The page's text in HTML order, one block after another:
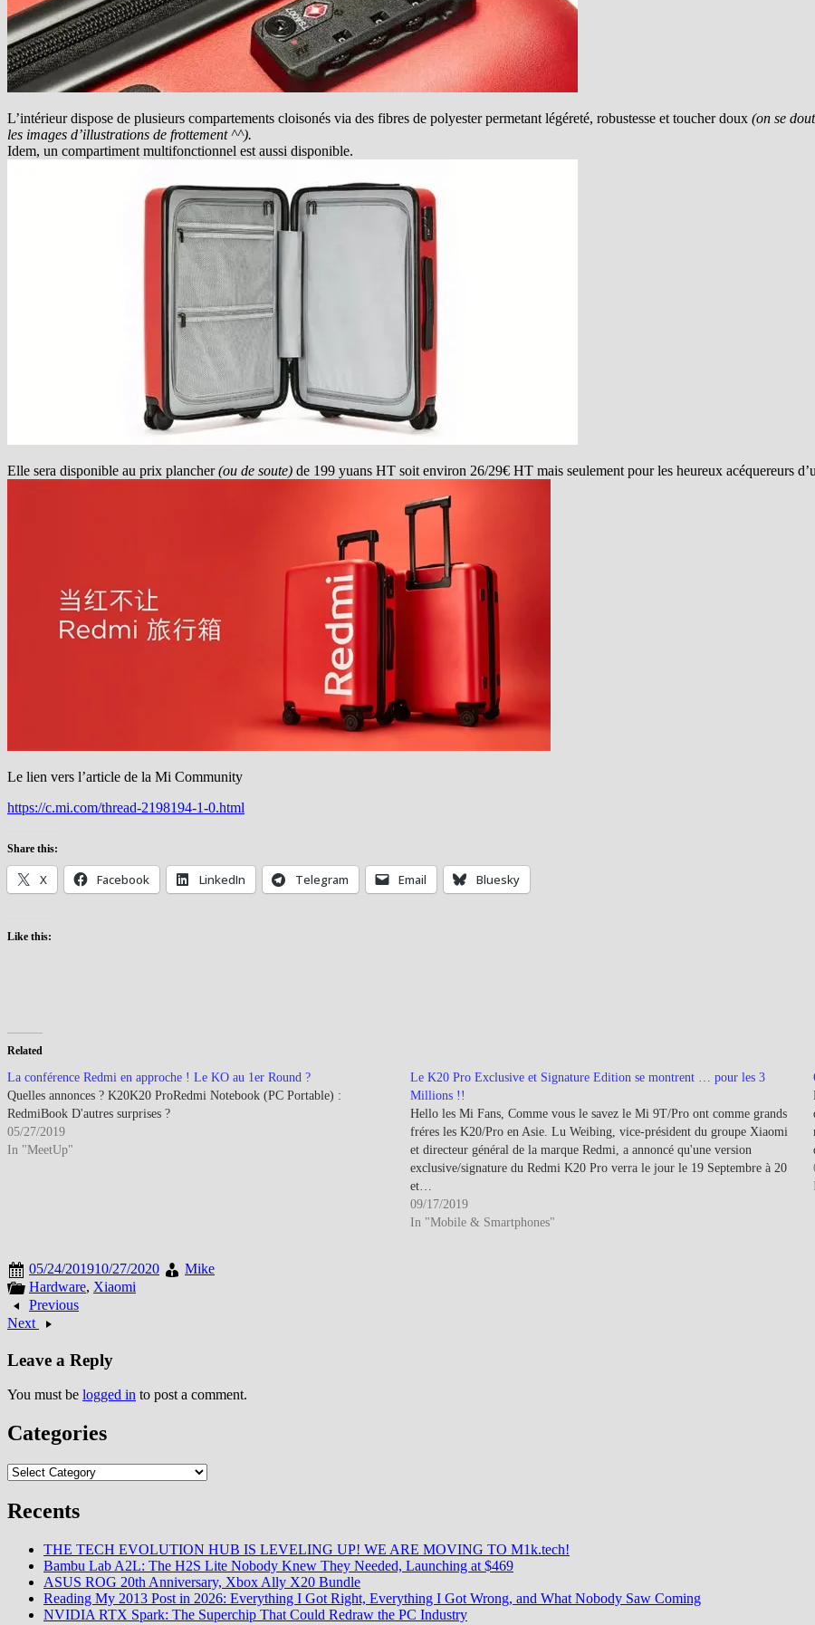
L’intérieur dispose de plusieurs compartements cloisonés via des fibres de polyester permetant légéreté, robustesse et toucher doux (on se
les images d’illustrations de frottement ^^).
Idem, un compartiment multifonctionnel est aussi disponible.
Elle sera disponible au prix plancher(ou de soute) de 199 yuans HT soit environ 26/29€ HT mais seulement pour les heureux acéquereurs
Le lien vers l’article de la Mi Community
https://c.mi.com/thread-2198194-1-0.html
Share this:
X Facebook LinkedIn Telegram Email Bluesky
Like this:
Related
La conférence Redmi en approche ! Le KO au 1er Round ?
Quelles annonces ? K20K20 ProRedmi Notebook (PC Portable) :
RedmiBook D'autres surprises ?
05/27/2019
In "MeetUp"
Le K20 Pro Exclusive et Signature Edition se montrent … pour les 3
Millions !!
Hello les Mi Fans, Comme vous le savez le Mi 9T/Pro ont comme grands
fréres les K20/Pro en Asie. Lu Weibing, vice-président du groupe Xiaomi
et directeur général de la marque Redmi, a annoncé qu'une version
exclusive/signature du Redmi K20 Pro verra le jour le 19 Septembre à 20
et…
09/17/2019
In "Mobile & Smartphones"
05/24/201910/27/2020
Mike
Hardware, Xiaomi
Previous
Next
Leave a Reply
You must be logged in to post a comment.
Categories
Categories
Recents
THE TECH EVOLUTION HUB IS LEVELING UP! WE ARE MOVING TO M1k.tech!
Bambu Lab A2L: The H2S Lite Nobody Knew They Needed, Launching at $469
ASUS ROG 20th Anniversary, Xbox Ally X20 Bundle
Reading My 2013 Post in 2026: Everything I Got Right, Everything I Got Wrong, and What Nobody Saw Coming
NVIDIA RTX Spark: The Superchip That Could Redraw the PC Industry